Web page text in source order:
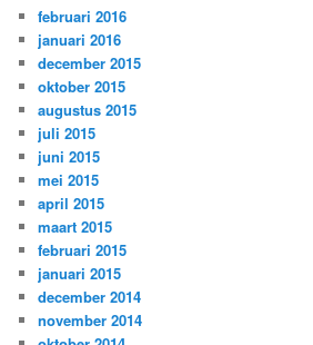
februari 2016
januari 2016
december 2015
oktober 2015
augustus 2015
juli 2015
juni 2015
mei 2015
april 2015
maart 2015
februari 2015
januari 2015
december 2014
november 2014